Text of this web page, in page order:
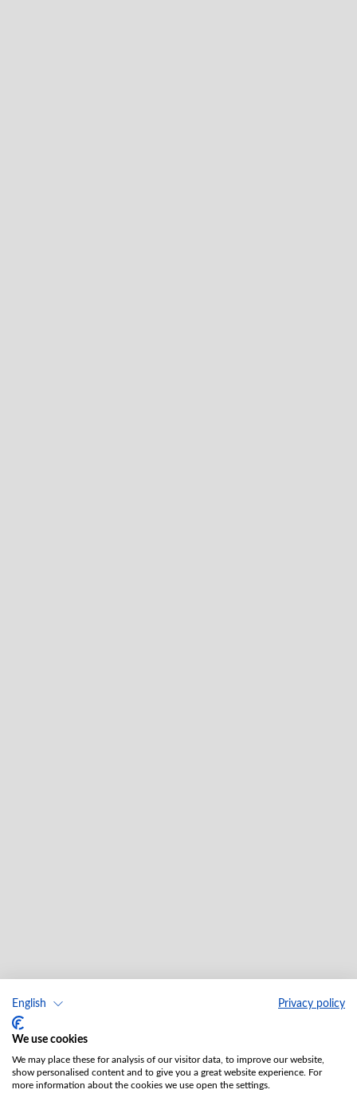
English Privacy policy
We use cookies
We may place these for analysis of our visitor data, to improve our website,
show personalised content and to give you a great website experience. For
more information about the cookies we use open the settings.